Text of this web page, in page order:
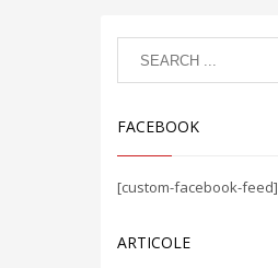
FACEBOOK
[custom-facebook-feed]
ARTICOLE